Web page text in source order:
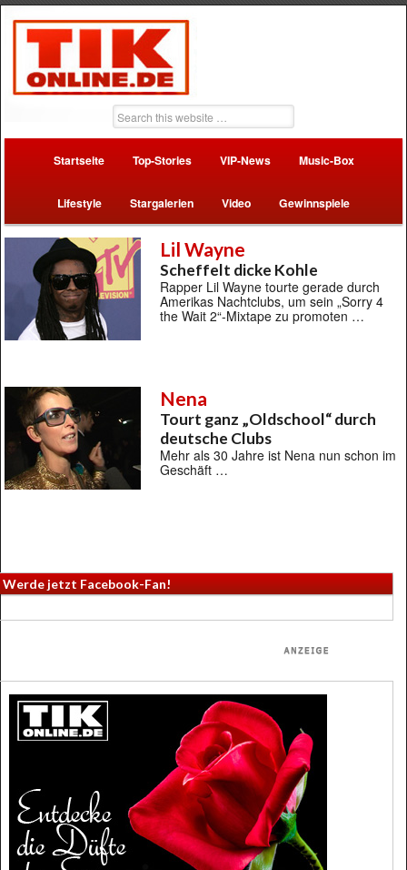
Startseite Top-Stories VIP-News Music-Box
Lifestyle Stargalerien Video Gewinnspiele
Lil Wayne
Scheffelt dicke Kohle
Rapper Lil Wayne tourte gerade durch
Amerikas Nachtclubs, um sein „Sorry 4
the Wait 2“-Mixtape zu promoten …
Nena
Tourt ganz „Oldschool“ durch
deutsche Clubs
Mehr als 30 Jahre ist Nena nun schon im
Geschäft …
Werde jetzt Facebook-Fan!